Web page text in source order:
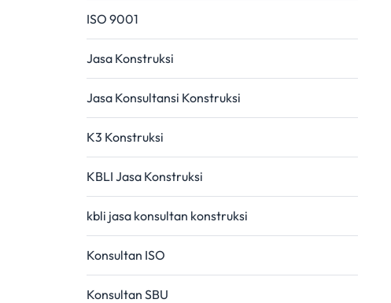
ISO 9001
Jasa Konstruksi
Jasa Konsultansi Konstruksi
K3 Konstruksi
KBLI Jasa Konstruksi
kbli jasa konsultan konstruksi
Konsultan ISO
Konsultan SBU